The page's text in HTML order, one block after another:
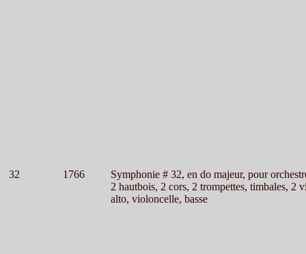
32 1766
Symphonie # 32, en do majeur, pour
2 hautbois, 2 cors, 2 trompettes, timbales, 2
alto, violoncelle, basse